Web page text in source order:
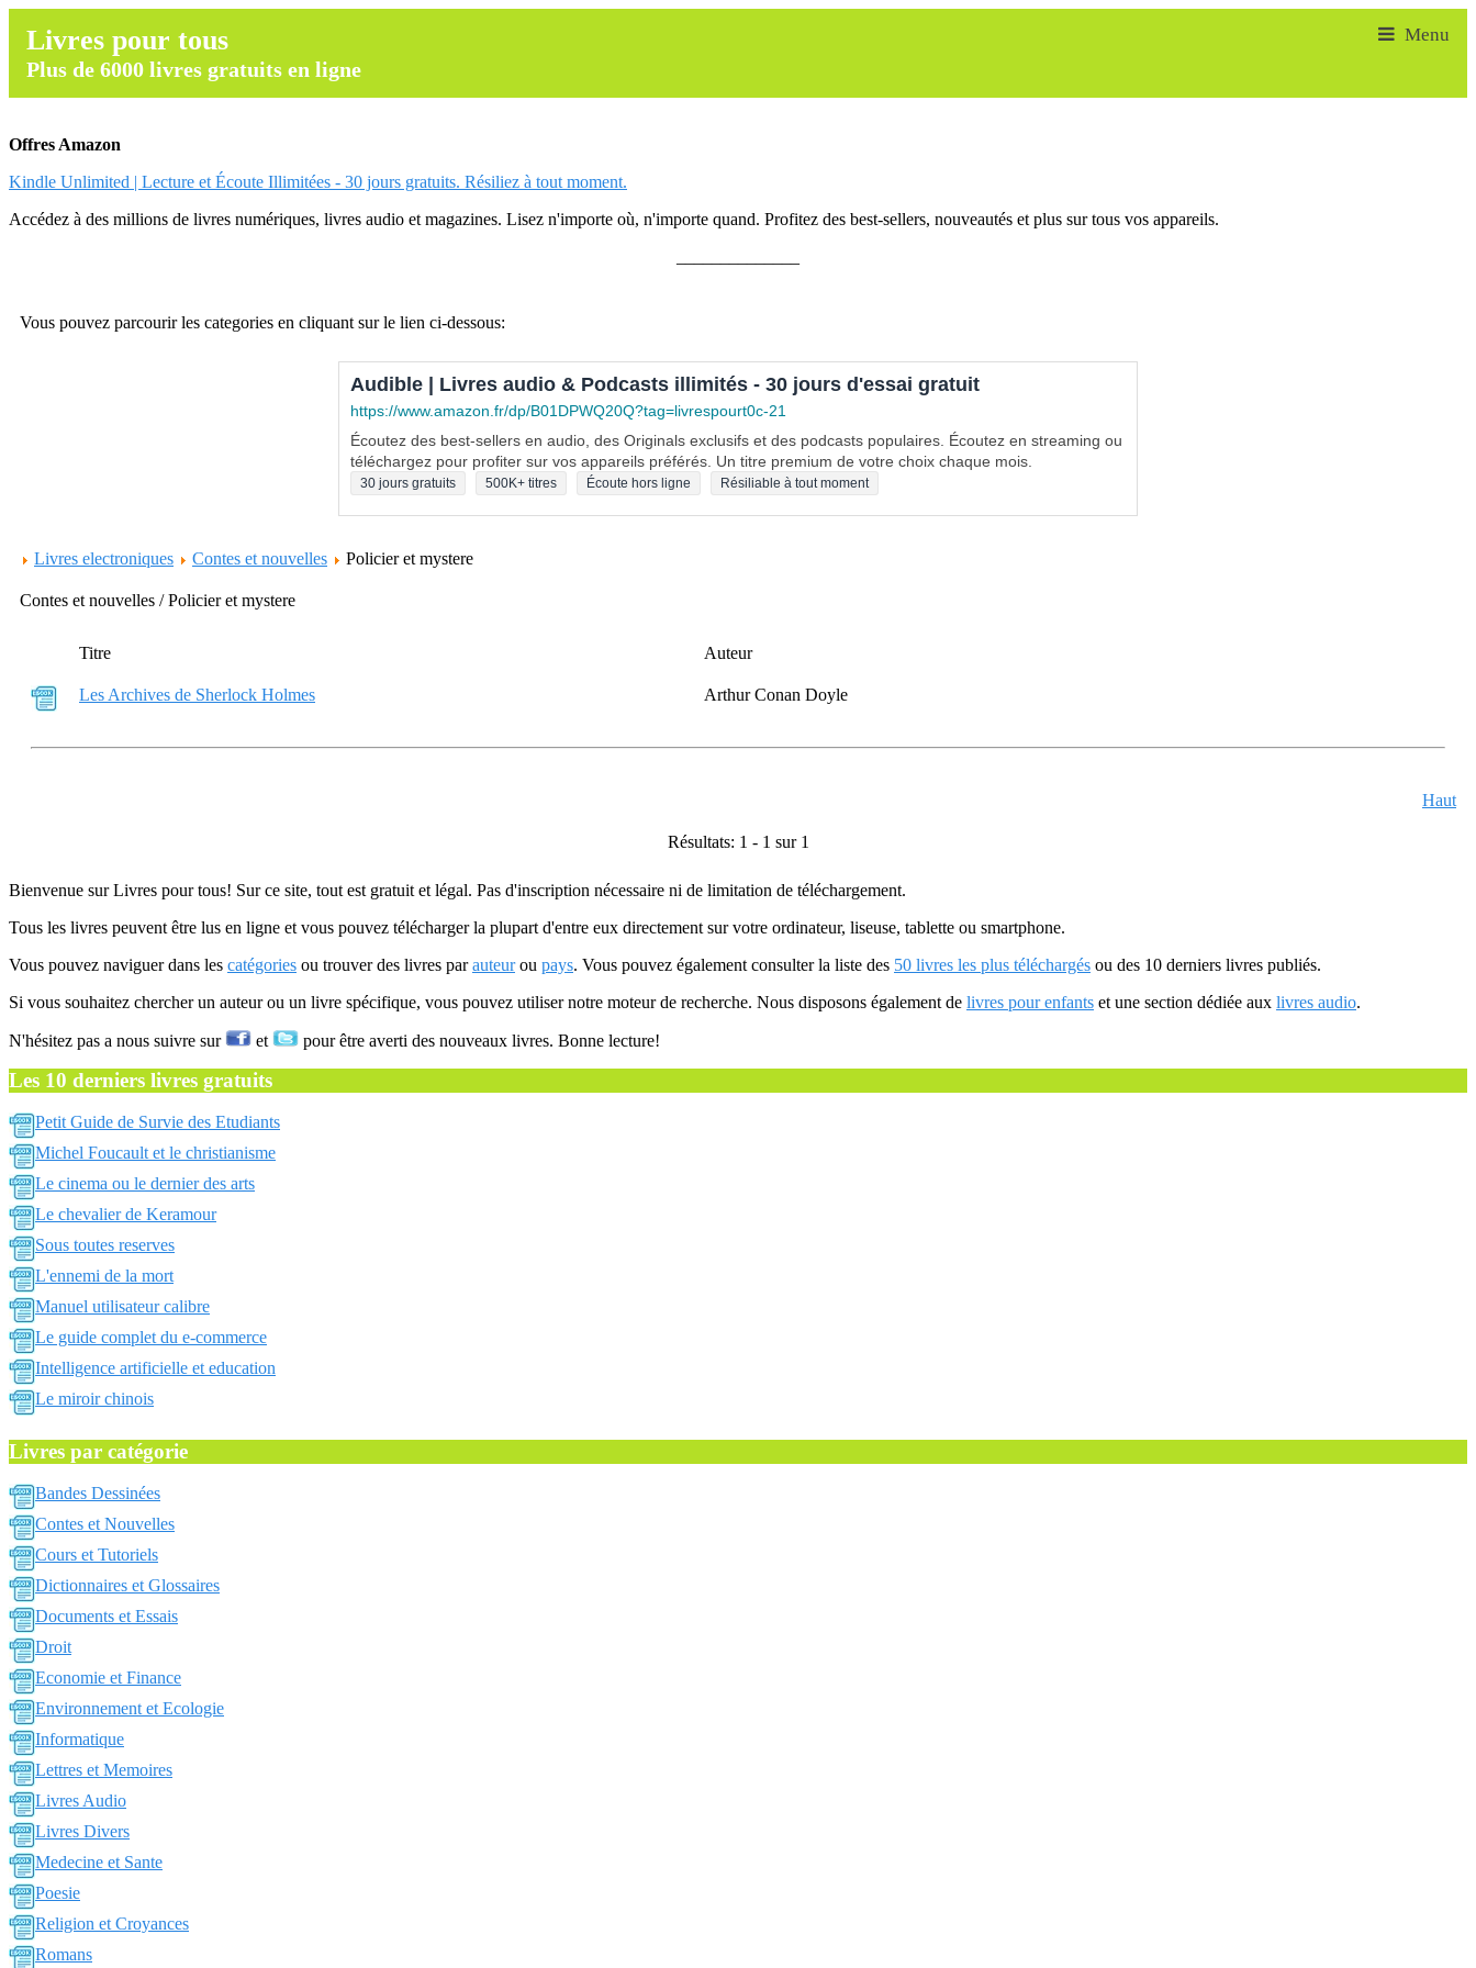
Livres pour tous
Plus de 6000 livres gratuits en ligne
Offres Amazon
Kindle Unlimited | Lecture et Écoute Illimitées - 30 jours gratuits. Résiliez à tout moment.
Accédez à des millions de livres numériques, livres audio et magazines. Lisez n'importe où, n'importe quand. Profitez des best-sellers, nouveautés et plus sur tous vos appareils.
Vous pouvez parcourir les categories en cliquant sur le lien ci-dessous:
Audible | Livres audio & Podcasts illimités - 30 jours d'essai gratuit
https://www.amazon.fr/dp/B01DPWQ20Q?tag=livrespourt0c-21
Écoutez des best-sellers en audio, des Originals exclusifs et des podcasts populaires. Écoutez en streaming ou
téléchargez pour profiter sur vos appareils préférés. Un titre premium de votre choix chaque mois.
30 jours gratuits 500K+ titres Écoute hors ligne Résiliable à tout moment
Livres electroniques Contes et nouvelles Policier et mystere
Contes et nouvelles / Policier et mystere
Titre Auteur
Les Archives de Sherlock Holmes Arthur Conan Doyle
Haut
Résultats: 1 - 1 sur 1
Bienvenue sur Livres pour tous! Sur ce site, tout est gratuit et légal. Pas d'inscription nécessaire ni de limitation de téléchargement.
Tous les livres peuvent être lus en ligne et vous pouvez télécharger la plupart d'entre eux directement sur votre ordinateur, liseuse, tablette ou smartphone.
Vous pouvez naviguer dans les catégories ou trouver des livres parauteurou pays. Vous pouvez également consulter la liste des 50 livres les plus téléchargés ou des 10 derniers livres publiés.
Si vous souhaitez chercher un auteur ou un livre spécifique, vous pouvez utiliser notre moteur de recherche. Nous disposons également de livres pour enfants et une section dédiée aux livres audio.
N'hésitez pas a nous suivre sur et pour être averti des nouveaux livres. Bonne lecture!
Les 10 derniers livres gratuits
Petit Guide de Survie des Etudiants
Michel Foucault et le christianisme
Le cinema ou le dernier des arts
Le chevalier de Keramour
Sous toutes reserves
L'ennemi de la mort
Manuel utilisateur calibre
Le guide complet du e-commerce
Intelligence artificielle et education
Le miroir chinois
Livres par catégorie
Bandes Dessinées
Contes et Nouvelles
Cours et Tutoriels
Dictionnaires et Glossaires
Documents et Essais
Droit
Economie et Finance
Environnement et Ecologie
Informatique
Lettres et Memoires
Livres Audio
Livres Divers
Medecine et Sante
Poesie
Religion et Croyances
Romans